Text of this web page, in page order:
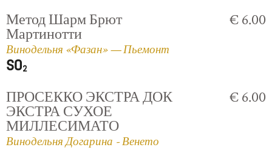
Метод Шарм Брют
Мартинотти
Винодельня «Фазан» — Пьемонт
€ 6.00
ПРОСЕККО ЭКСТРА ДОК
ЭКСТРА СУХОЕ
МИЛЛЕСИМАТО
Винодельня Догарина - Венето
€ 6.00